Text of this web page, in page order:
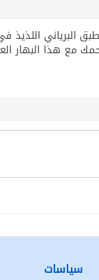
لتحضير طبق البرياني
مع هذا البهار
سياسات